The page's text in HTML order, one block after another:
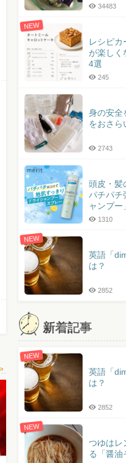
34483
NEW
レシピカ
が楽しく
4選
245
身の安全
をおさら
2743
頭皮・髪
パチパチ
ャンプー」
1310
NEW
英語「
は？
2852
新着記事
NEW
英語「
は？
2852
NEW
つゆはレ
る「醤油